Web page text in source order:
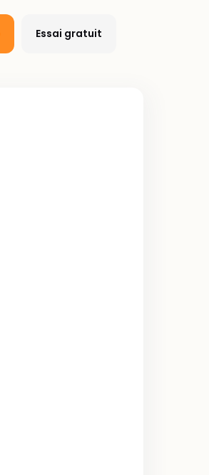
Essai gratuit